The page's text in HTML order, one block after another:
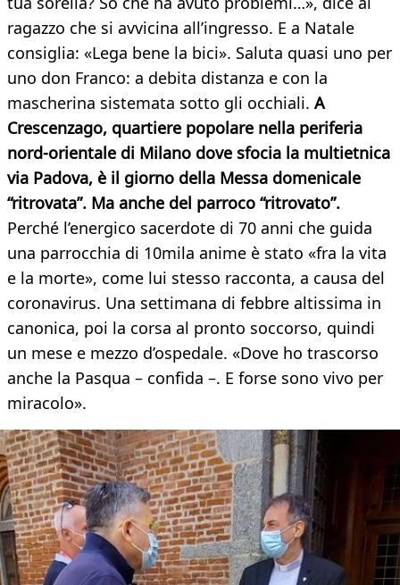
ragazzo che si avvicina all’ingresso. E a Natale
consiglia: «Lega bene la bici». Saluta quasi uno per
uno don Franco: a debita distanza e con la
mascherina sistemata sotto gli occhiali. A
Crescenzago, quartiere popolare nella periferia
nord-orientale di Milano dove sfocia la multietnica
via Padova, è il giorno della Messa domenicale
“ritrovata”. Ma anche del parroco “ritrovato”.
Perché l’energico sacerdote di 70 anni che guida
una parrocchia di 10mila anime è stato «fra la vita
e la morte», come lui stesso racconta, a causa del
coronavirus. Una settimana di febbre altissima in
canonica, poi la corsa al pronto soccorso, quindi
un mese e mezzo d’ospedale. «Dove ho trascorso
anche la Pasqua – confida –. E forse sono vivo per
miracolo».